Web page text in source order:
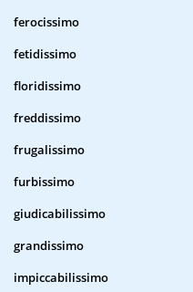
ferocissimo
fetidissimo
floridissimo
freddissimo
frugalissimo
furbissimo
giudicabilissimo
grandissimo
impiccabilissimo